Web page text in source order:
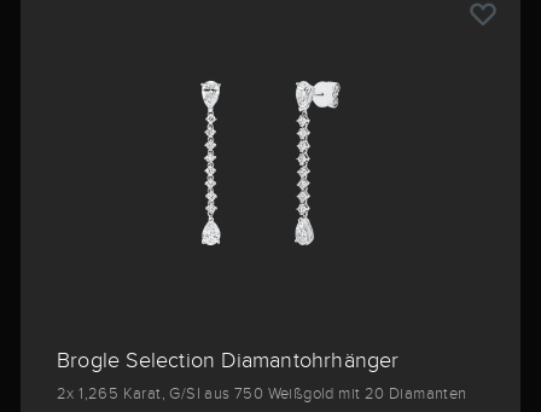
Brogle Selection Diamantohrhänger
2x 1,265 Karat, G/SI aus 750 Weißgold mit 20 Diamanten